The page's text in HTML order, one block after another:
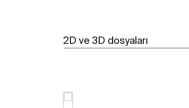
2D ve 3D dosyaları